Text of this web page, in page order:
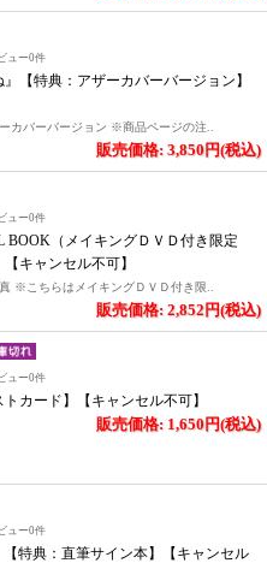
ュー0件
【特典：アザーカバーバージョン】
カバーバージョン ※商品ページの注..
販売価格: 3,850円(税込)
ュー0件
BOOK（メイキングＤＶＤ付き限定
キャンセル不可】
※こちらはメイキングＤＶＤ付き限..
販売価格: 2,852円(税込)
ュー0件
カード】【キャンセル不可】
販売価格: 1,650円(税込)
ュー0件
特典：直筆サイン本】【キャンセル